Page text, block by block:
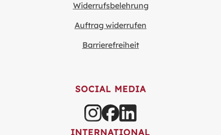
Widerrufsbelehrung
Auftrag widerrufen
Barrierefreiheit
SOCIAL MEDIA
INTERNATIONAL